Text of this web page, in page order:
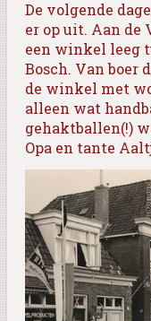
De volgende
er op uit. Aan de
een winkel leeg
Bosch. Van boer
de winkel met
alleen wat
gehaktballen(!)
Opa en tante